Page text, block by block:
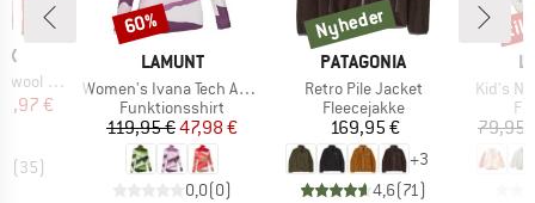
Jacket
pris
€
(35)
MÆRKE
LAMUNT
Artikel
Women's Ivana Tech Arty L/S Tee
Produktgruppe
Funktionsshirt
Pris
119,95 €Nedsat pris
47,98 €
0,0(0)
Rabat
60%
MÆRKE
PATAGONIA
Artikel
Retro Pile Jacket
Produktgruppe
Fleecejakke
Pris
169,95 €
+3
4,6(71)
Nyheder
Nyheder
Artikel
Kid's
79,95
til